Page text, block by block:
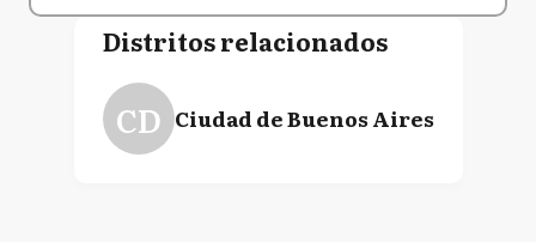
Distritos relacionados
CD Ciudad de Buenos Aires